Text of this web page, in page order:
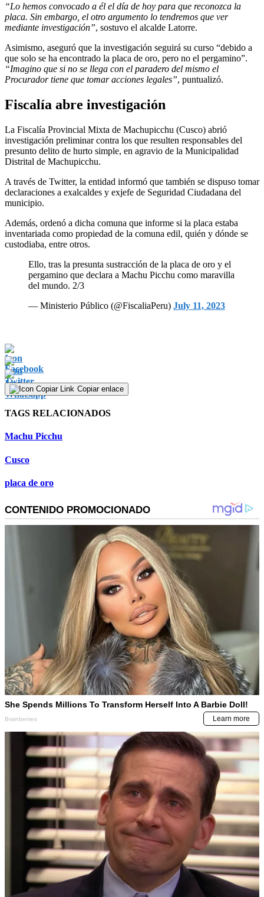
“Lo hemos convocado a él el día de hoy para que reconozca la
placa. Sin embargo, el otro argumento lo tendremos que ver
mediante investigación”, sostuvo el alcalde Latorre.
Asimismo, aseguró que la investigación seguirá su curso “debido a
que solo se ha encontrado la placa de oro, pero no el pergamino”.
“Imagino que si no se llega con el paradero del mismo el
Procurador tiene que tomar acciones legales”, puntualizó.
Fiscalía abre investigación
La Fiscalía Provincial Mixta de Machupicchu (Cusco) abrió
investigación preliminar contra los que resulten responsables del
presunto delito de hurto simple, en agravio de la Municipalidad
Distrital de Machupicchu.
A través de Twitter, la entidad informó que también se dispuso tomar
declaraciones a exalcaldes y exjefe de Seguridad Ciudadana del
municipio.
Además, ordenó a dicha comuna que informe si la placa estaba
inventariada como propiedad de la comuna edil, quién y dónde se
custodiaba, entre otros.
Ello, tras la presunta sustracción de la placa de oro y el
pergamino que declara a Machu Picchu como maravilla
del mundo. 2/3
— Ministerio Público (@FiscaliaPeru) July 11, 2023
Copiar enlace
TAGS RELACIONADOS
Machu Picchu
Cusco
placa de oro